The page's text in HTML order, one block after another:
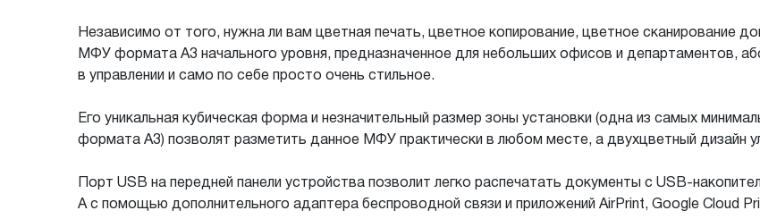
Независимо от того, нужна ли вам цветная печать, цветное копирование, цветное сканирование
МФУ формата A3 начального уровня, предназначенное для небольших офисов и департаментов,
в управлении и само по себе просто очень стильное.
Его уникальная кубическая форма и незначительный размер зоны установки (одна из самых
формата A3) позволят разметить данное МФУ практически в любом месте, а двухцветный дизайн
Порт USB на передней панели устройства позволит легко распечатать документы с USB-
А с помощью дополнительного адаптера беспроводной связи и приложений AirPrint, Google Cloud